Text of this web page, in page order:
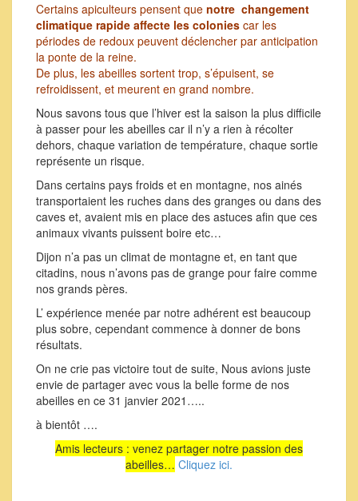
Certains apiculteurs pensent que notre changement
climatique rapide affecte les colonies car les
périodes de redoux peuvent déclencher par anticipation
la ponte de la reine.
De plus, les abeilles sortent trop, s’épuisent, se
refroidissent, et meurent en grand nombre.
Nous savons tous que l’hiver est la saison la plus difficile
à passer pour les abeilles car il n’y a rien à récolter
dehors, chaque variation de température, chaque sortie
représente un risque.
Dans certains pays froids et en montagne, nos ainés
transportaient les ruches dans des granges ou dans des
caves et, avaient mis en place des astuces afin que ces
animaux vivants puissent boire etc…
Dijon n’a pas un climat de montagne et, en tant que
citadins, nous n’avons pas de grange pour faire comme
nos grands pères.
L’ expérience menée par notre adhérent est beaucoup
plus sobre, cependant commence à donner de bons
résultats.
On ne crie pas victoire tout de suite, Nous avions juste
envie de partager avec vous la belle forme de nos
abeilles en ce 31 janvier 2021…..
à bientôt ….
Amis lecteurs : venez partager notre passion des
abeilles… Cliquez ici.